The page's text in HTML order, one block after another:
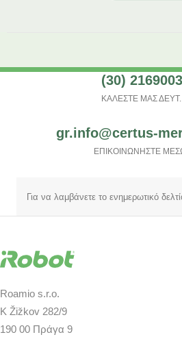
(30)
ΚΑΛΕΣΤΕ ΜΑΣ ΔΕΥΤ.
gr.info@certus-
ΕΠΙΚΟΙΝΩΝΗΣΤΕ
Roamio s.r.o.
K Žižkov 282/9
190 00 Πράγα 9